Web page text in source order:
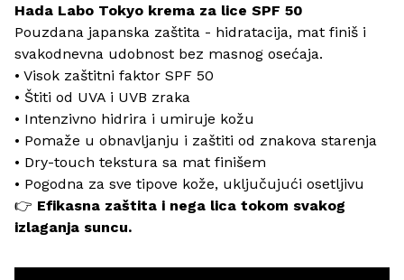
Hada Labo Tokyo krema za lice SPF 50
Pouzdana japanska zaštita - hidratacija, mat finiš i
svakodnevna udobnost bez masnog osećaja.
• Visok zaštitni faktor SPF 50
• Štiti od UVA i UVB zraka
• Intenzivno hidrira i umiruje kožu
• Pomaže u obnavljanju i zaštiti od znakova starenja
• Dry-touch tekstura sa mat finišem
• Pogodna za sve tipove kože, uključujući osetljivu
👉 Efikasna zaštita i nega lica tokom svakog
izlaganja suncu.